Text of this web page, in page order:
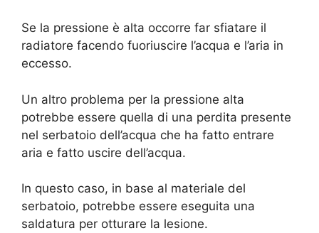
Se la pressione è alta occorre far sfiatare il
radiatore facendo fuoriuscire l’acqua e l’aria in
eccesso.
Un altro problema per la pressione alta
potrebbe essere quella di una perdita presente
nel serbatoio dell’acqua che ha fatto entrare
aria e fatto uscire dell’acqua.
In questo caso, in base al materiale del
serbatoio, potrebbe essere eseguita una
saldatura per otturare la lesione.